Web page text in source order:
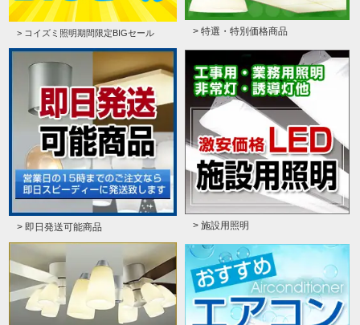
> コイズミ照明期間限定BIGセール > 特選・特別価格商品
> 即日発送可能商品 > 施設用照明